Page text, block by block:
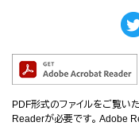
PDF形式のファイルをご覧い
Readerが必要です。 Adobe